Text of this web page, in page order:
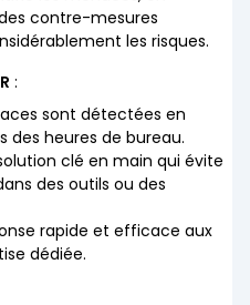
contre-mesures
les risques.
:
sont détectées en
des heures de bureau.
clé en main qui évite
des outils ou des
rapide et efficace aux
dédiée.